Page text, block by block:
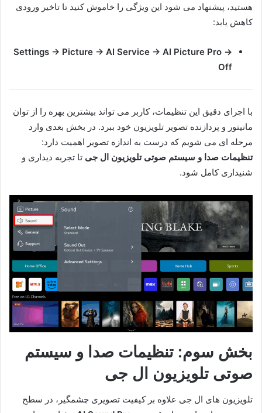
هستید، پیشنهاد می شود این ویژگی را خاموش کنید تا تاخیر ورودی
کاهش یابد:
Settings → Picture → AI Service → AI Picture Pro →
Off
با اجرای دقیق این تنظیمات، کاربر می تواند بیشترین بهره را از توان
مانیتور و پردازنده تصویر تلویزیون خود ببرد. در بخش بعدی وارد
مرحله ای می شویم که درست به اندازه تصویر اهمیت دارد:
تنظیمات صدا و سیستم صوتی تلویزیون ال جی تا تجربه دیداری و
شنیداری کامل شود.
بخش سوم: تنظیمات صدا و سیستم
صوتی تلویزیون ال جی
تلویزیون های ال جی علاوه بر کیفیت تصویری چشمگیر، در سطح